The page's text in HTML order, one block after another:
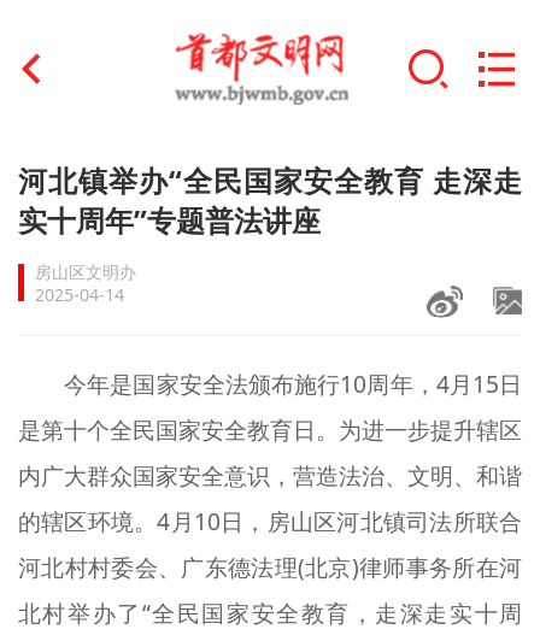
首页
文明创建
文明实践
未成年人思想道德建设
榜样人物
+
身边好人
文明评论
北京宣传文化引导基金
河北镇举办“全民国家安全教育 走深走
实十周年”专题普法讲座
房山区文明办
2025-04-14
今年是国家安全法颁布施行10周年，4月15日
是第十个全民国家安全教育日。为进一步提升辖区
内广大群众国家安全意识，营造法治、文明、和谐
的辖区环境。4月10日，房山区河北镇司法所联合
河北村村委会、广东德法理(北京)律师事务所在河
北村举办了“全民国家安全教育，走深走实十周